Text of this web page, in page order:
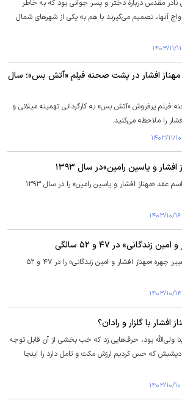
نادر مقدس دربارۀ دختر و پسر جوانی بود که به خاطر
آنها، تصمیم می‌گیرند با هم به یکی از شهر‌های شمال
افشار در پشت صحنه فیلم «آتش بس»؛ سال
فیلم پرفروش «آتش بس» به کارگردانی تهمینه میلانی و
را ملاحظه می‌کنید.
و یاسین رامین»در سال ۱۳۹۳
تصویری کمتر دیده شده از مراسم عقد «مهناز افشار و یاسین رامین» را در سال ۱۳۹۳
در ۴۷ و ۵۲ سالگی
در ادامه تصاویری دیدنی از تغییر چهره «مهناز افشار و امین زندگانی» را در ۴۷ و ۵۲
افشار با گلزار و رادان؟
ولی‌الله بود، حرف‌هایی زد که خب بخشی از آن قابل توجه
که حس کردیم ارزش مکث و تامل دارد را اینجا